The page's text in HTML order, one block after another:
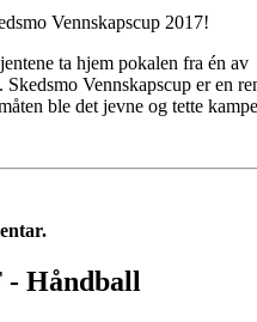
Vennskapscup 2017!
ta hjem pokalen fra én av
Vennskapscup er en
ble det jevne og tette
- Håndball